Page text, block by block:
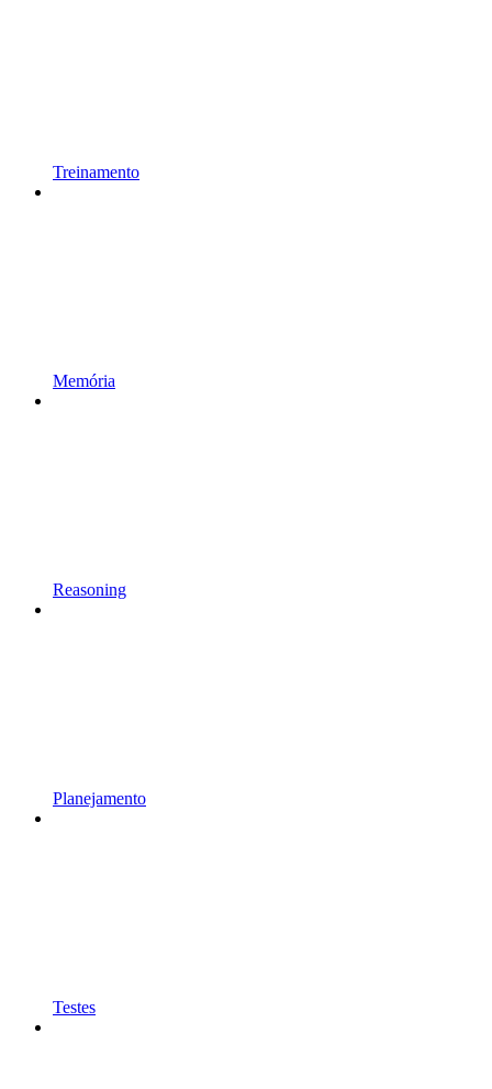
Treinamento
Memória
Reasoning
Planejamento
Testes